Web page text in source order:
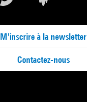
M'inscrire à la newsletter
Contactez-nous